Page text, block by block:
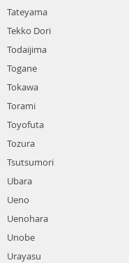
Tateyama
Tekko Dori
Todaijima
Togane
Tokawa
Torami
Toyofuta
Tozura
Tsutsumori
Ubara
Ueno
Uenohara
Unobe
Urayasu